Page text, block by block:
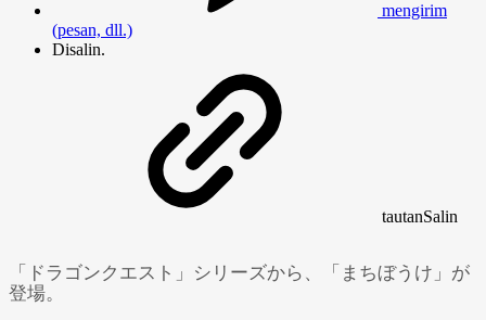
mengirim
(pesan, dll.)
Disalin.
tautanSalin
「ドラゴンクエスト」シリーズから、「まちぼうけ」が
登場。